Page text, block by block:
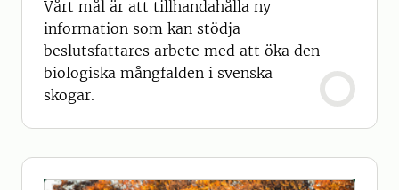
Vårt mål är att tillhandahålla ny
information som kan stödja
beslutsfattares arbete med att öka den
biologiska mångfalden i svenska
skogar.